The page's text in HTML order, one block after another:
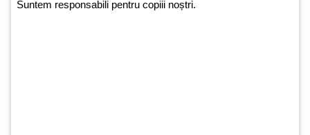
Suntem responsabili pentru copiii noștri.